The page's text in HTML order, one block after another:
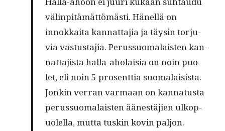
välin­pitämät­tömästi. Hänel­lä on
innokkai­ta kan­nat­ta­jia ja täysin tor­ju­
via vas­tus­ta­jia. Perus­suo­ma­lais­ten kan­
nat­ta­jista hal­la-aho­laisia on noin puo­
let, eli noin 5 pros­ent­tia suo­ma­lai­sista.
Jonkin ver­ran var­maan on kan­na­tus­ta
perus­suo­ma­lais­ten äänestäjien ulkop­
uolel­la, mut­ta tuskin kovin paljon.